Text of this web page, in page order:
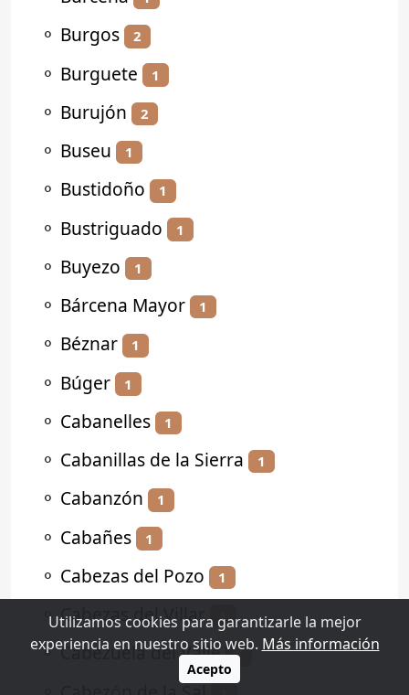
⚬ Burgos 2
⚬ Burguete 1
⚬ Burujón 2
⚬ Buseu 1
⚬ Bustidoño 1
⚬ Bustriguado 1
⚬ Buyezo 1
⚬ Bárcena Mayor 1
⚬ Béznar 1
⚬ Búger 1
⚬ Cabanelles 1
⚬ Cabanillas de la Sierra 1
⚬ Cabanzón 1
⚬ Cabañes 1
⚬ Cabezas del Pozo 1
⚬Cabezas del Villar 1
⚬Cabezuela del Valle 2
Utilizamos cookies para garantizarle la mejor
experiencia en nuestro sitio web. Más información
Acepto